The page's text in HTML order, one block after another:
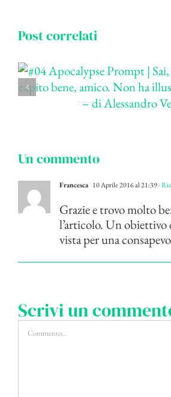
Post correlati
Un commento
Francesca 10 Aprile 2016 al 21:39-
Grazie e trovo molto
l’articolo. Un
vista per una
Scrivi un
Commento